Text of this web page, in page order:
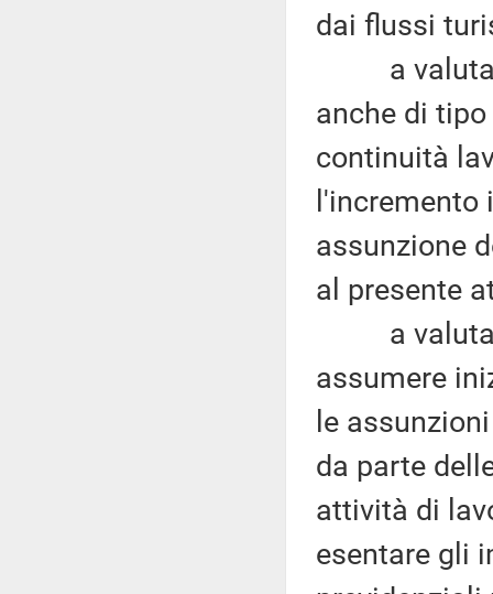
dai flussi
a valutare
anche di
continuità
assunzione
al presente
a valutare
assumere
le
da parte
attività di
esentare gli